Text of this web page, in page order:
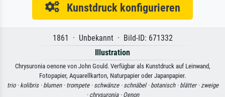
Kunstdruck konfigurieren
1861 · Unbekannt · Bild-ID: 671332
Illustration
Chrysuronia oenone von John Gould. Verfügbar als Kunstdruck auf Leinwand,
Fotopapier, Aquarellkarton, Naturpapier oder Japanpapier.
trio · kolibris · blumen · trompete · schwänze · schnäbel · botanisch · blätter · zweige
· chrysuronia · Oenon